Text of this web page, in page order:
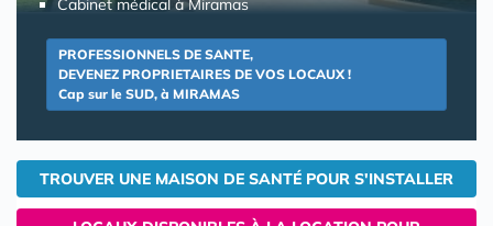
Cabinet médical à Miramas
PROFESSIONNELS DE SANTE,
DEVENEZ PROPRIETAIRES DE VOS LOCAUX !
Cap sur le SUD, à MIRAMAS
TROUVER UNE MAISON DE SANTÉ POUR S'INSTALLER